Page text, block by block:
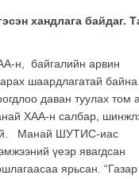
хандлага байдаг.
н, байгалийн арвин
шаардлагатай байна.
даван туулах том
ХАА-н салбар,
Манай ШУТИС-иас
үеэр явагдсан
ярьсан. “Газар